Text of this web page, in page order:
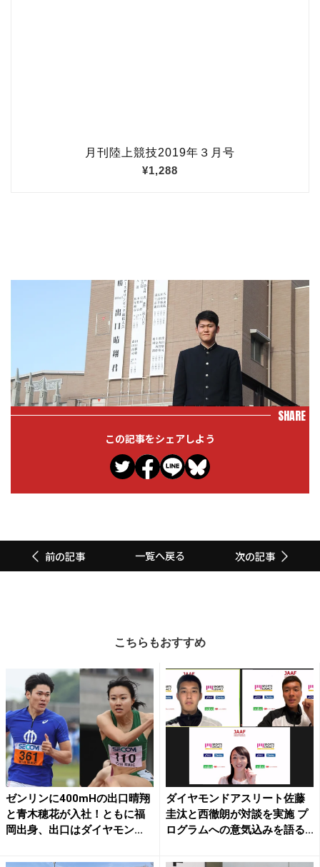
SHARE
この記事をシェアしよう
前の記事 一覧へ戻る 次の記事
こちらもおすすめ
ゼンリンに400mHの出口晴翔
と青木穂花が入社！ともに福
岡出身、出口はダイヤモン...
ダイヤモンドアスリート佐藤
圭汰と西徹朗が対談を実施 プ
ログラムへの意気込みを語る...